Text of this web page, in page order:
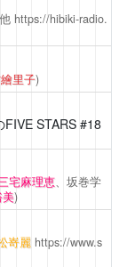
https://hibiki-radio.
里子)
FIVE STARS #18
宅麻理恵、坂巻学
)
嵜麗 https://www.s